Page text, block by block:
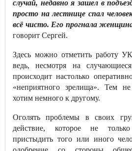
случай, недавно я зашел в
просто на лестнице спал
всё чисто. Его прогнала
говорит Сергей.
Здесь можно отметить работу
ведь, несмотря на
происходит настолько
«неприятного зрелища». Тем
хотим немного к другому.
Оголять проблемы в своих
действие, которое не
пристыдить того или иного